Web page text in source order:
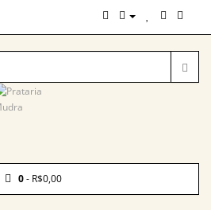
0- R$0,00